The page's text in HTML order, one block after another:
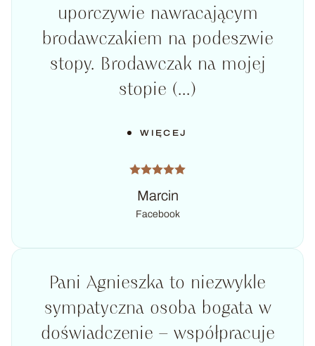
uporczywie nawracającym
brodawczakiem na podeszwie
stopy. Brodawczak na mojej
stopie (...)
WIĘCEJ
Marcin
Facebook
Pani Agnieszka to niezwykle
sympatyczna osoba bogata w
doświadczenie – współpracuje